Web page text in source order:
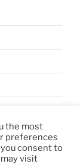
the most
preferences
consent to
visit